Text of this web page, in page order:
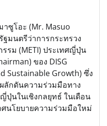
าซูโอะ (Mr. Masuo
ฐมนตรีว่าการกระทรวง
รม (METI) ประเทศญี่ปุ่น
ของ DISG
Sustainable Growth) ซึ่ง
ลักดันความร่วมมือทาง
ปุ่นในเชิงกลยุทธ์ ในเดือน
นโยบายความร่วมมือใหม่